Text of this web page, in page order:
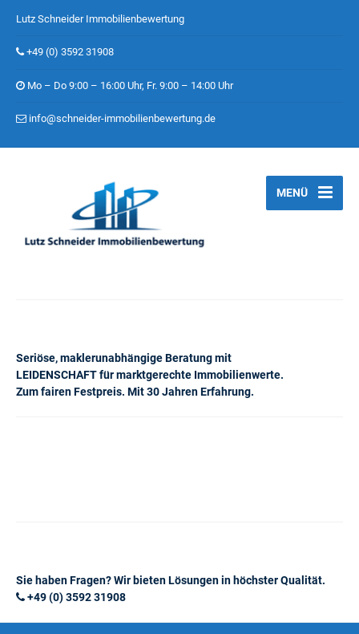
Lutz Schneider Immobilienbewertung
+49 (0) 3592 31908
Mo – Do 9:00 – 16:00 Uhr, Fr. 9:00 – 14:00 Uhr
info@schneider-immobilienbewertung.de
Seriöse, maklerunabhängige Beratung mit
LEIDENSCHAFT für marktgerechte Immobilienwerte.
Zum fairen Festpreis. Mit 30 Jahren Erfahrung.
MENÜ
Sie haben Fragen? Wir bieten Lösungen in höchster Qualität.
+49 (0) 3592 31908